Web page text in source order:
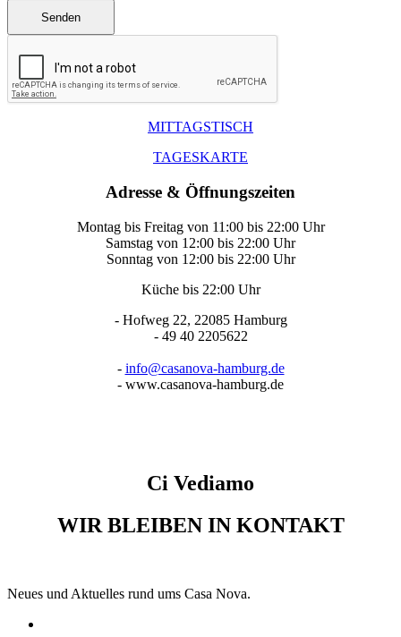
Senden
MITTAGSTISCH
TAGESKARTE
Adresse & Öffnungszeiten
Montag bis Freitag von 11:00 bis 22:00 Uhr
Samstag von 12:00 bis 22:00 Uhr
Sonntag von 12:00 bis 22:00 Uhr
Küche bis 22:00 Uhr
-Hofweg 22, 22085 Hamburg
-49 40 2205622
- info@casanova-hamburg.de
- www.casanova-hamburg.de
Ci Vediamo
WIR BLEIBEN IN KONTAKT
Neues und Aktuelles rund ums Casa Nova.